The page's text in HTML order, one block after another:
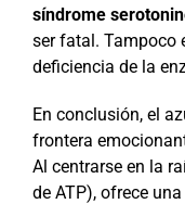
síndrome
ser fatal. Tampoco
deficiencia de la
En conclusión, el
frontera
Al centrarse en la
de ATP), ofrece